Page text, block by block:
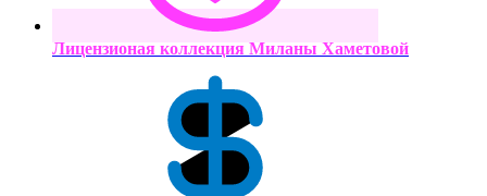
Лицензионая коллекция Миланы Хаметовой